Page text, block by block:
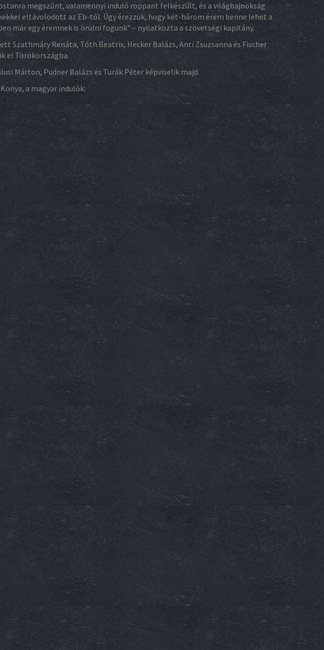
megszűnt, valamennyi induló roppant felkészült, és a világbajnokság
eltávolodott az Eb-től. Úgy érezzük, hogy két-három érem benne lehet a
már egy éremnek is örülni fogunk" – nyilatkozta a szövetségi kapitány.
Szathmáry Renáta, Tóth Beatrix, Hecker Balázs, Anti Zsuzsanna és Fischer
el Törökországba.
Márton, Pudner Balázs és Turák Péter képviselik majd.
a magyar indulók: